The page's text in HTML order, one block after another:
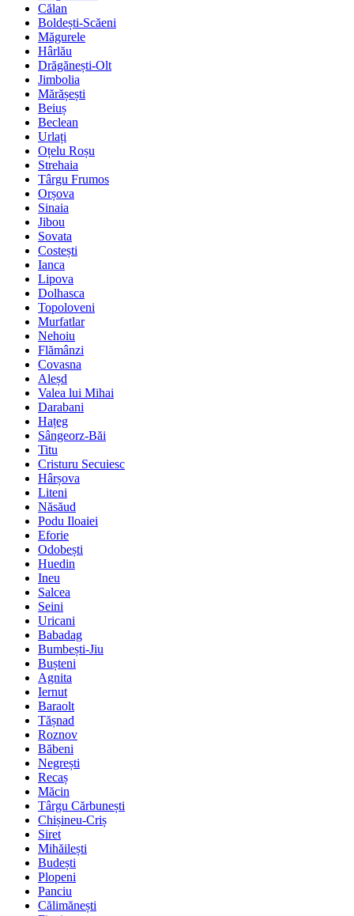
Călan
Boldești-Scăeni
Măgurele
Hârlău
Drăgănești-Olt
Jimbolia
Mărășești
Beiuș
Beclean
Urlați
Oțelu Roșu
Strehaia
Târgu Frumos
Orșova
Sinaia
Jibou
Sovata
Costești
Ianca
Lipova
Dolhasca
Topoloveni
Murfatlar
Nehoiu
Flămânzi
Covasna
Aleșd
Valea lui Mihai
Darabani
Hațeg
Sângeorz-Băi
Titu
Cristuru Secuiesc
Hârșova
Liteni
Năsăud
Podu Iloaiei
Eforie
Odobești
Huedin
Ineu
Salcea
Seini
Uricani
Babadag
Bumbești-Jiu
Bușteni
Agnita
Iernut
Baraolt
Tășnad
Roznov
Băbeni
Negrești
Recaș
Măcin
Târgu Cărbunești
Chișineu-Criș
Siret
Mihăilești
Budești
Plopeni
Panciu
Călimănești